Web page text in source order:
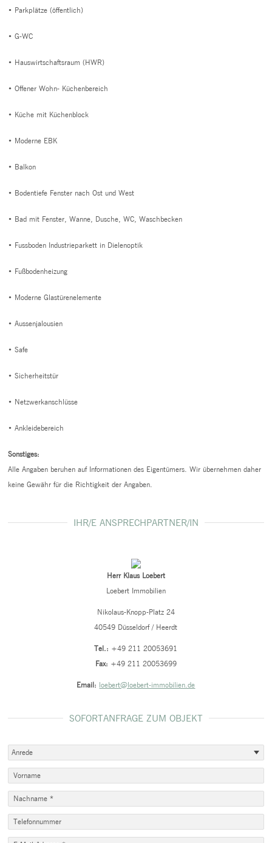
• Parkplätze (öffentlich)
• G-WC
• Hauswirtschaftsraum (HWR)
• Offener Wohn- Küchenbereich
• Küche mit Küchenblock
• Moderne EBK
• Balkon
• Bodentiefe Fenster nach Ost und West
• Bad mit Fenster, Wanne, Dusche, WC, Waschbecken
• Fussboden Industrieparkett in Dielenoptik
• Fußbodenheizung
• Moderne Glastürenelemente
• Aussenjalousien
• Safe
• Sicherheitstür
• Netzwerkanschlüsse
• Ankleidebereich
Sonstiges:
Alle Angaben beruhen auf Informationen des Eigentümers. Wir übernehmen daher
keine Gewähr für die Richtigkeit der Angaben.
IHR/E ANSPRECHPARTNER/IN
Herr Klaus Loebert
Loebert Immobilien
Nikolaus-Knopp-Platz 24
40549 Düsseldorf / Heerdt
Tel.: +49 211 20053691
Fax: +49 211 20053699
Email: loebert@loebert-immobilien.de
SOFORTANFRAGE ZUM OBJEKT